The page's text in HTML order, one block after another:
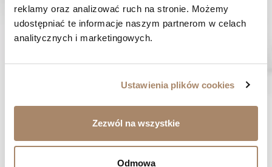
reklamy oraz analizować ruch na stronie. Możemy
udostępniać te informacje naszym partnerom w celach
analitycznych i marketingowych.
Ustawienia plików cookies
Zezwól na wszystkie
Odmowa
OPINIE (0)
MASZ PYTANIE? Zadzwoń do nas :
godziny 15:00. +48 537 238 431
ZAKUPY BEZ RYZYKA